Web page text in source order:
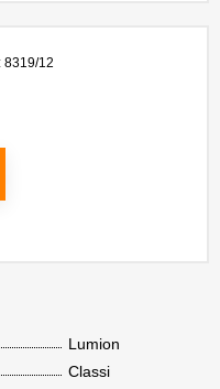
Lumion
Classi
8319/12